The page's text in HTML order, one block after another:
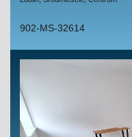
902-MS-32614